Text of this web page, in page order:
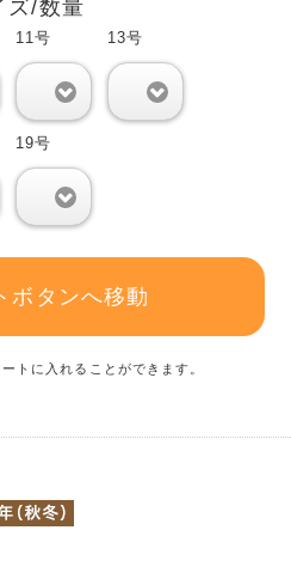
ズ/数量
11号 13号
19号
ボタンへ移動
トに入れることができます。